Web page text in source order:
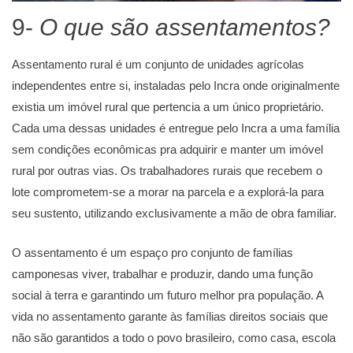
9- O que são assentamentos?
Assentamento rural é um conjunto de unidades agrícolas
independentes entre si, instaladas pelo Incra onde originalmente
existia um imóvel rural que pertencia a um único proprietário.
Cada uma dessas unidades é entregue pelo Incra a uma família
sem condições econômicas pra adquirir e manter um imóvel
rural por outras vias. Os trabalhadores rurais que recebem o
lote comprometem-se a morar na parcela e a explorá-la para
seu sustento, utilizando exclusivamente a mão de obra familiar.
O assentamento é um espaço pro conjunto de famílias
camponesas viver, trabalhar e produzir, dando uma função
social à terra e garantindo um futuro melhor pra população. A
vida no assentamento garante às famílias direitos sociais que
não são garantidos a todo o povo brasileiro, como casa, escola